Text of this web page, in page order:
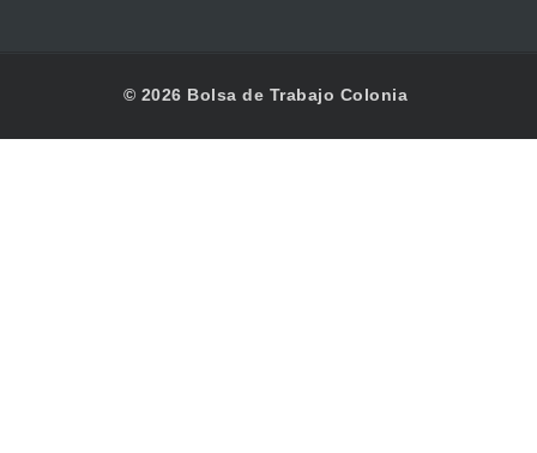
© 2026 Bolsa de Trabajo Colonia